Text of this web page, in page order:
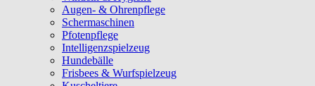
Augen- & Ohrenpflege
Schermaschinen
Pfotenpflege
Intelligenzspielzeug
Hundebälle
Frisbees & Wurfspielzeug